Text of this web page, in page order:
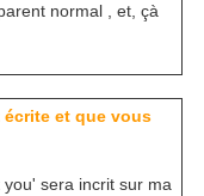
normal , et, çà
et que vous
sera incrit sur ma